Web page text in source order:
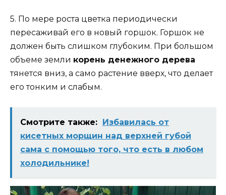
5. По мере роста цветка периодически
пересаживай его в новый горшок. Горшок не
должен быть слишком глубоким. При большом
объеме земли корень денежного дерева
тянется вниз, а само растение вверх, что делает
его тонким и слабым.
Смотрите также: Избавилась от
кисетных морщин над верхней губой
сама с помощью того, что есть в любом
холодильнике!